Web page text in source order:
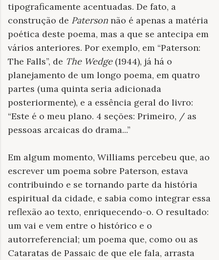
tipograficamente acentuadas. De fato, a
construção de Paterson não é apenas a matéria
poética deste poema, mas a que se antecipa em
vários anteriores. Por exemplo, em “Paterson:
The Falls”, de The Wedge(1944), já há o
planejamento de um longo poema, em quatro
partes (uma quinta seria adicionada
posteriormente), e a essência geral do livro:
“Este é o meu plano. 4 seções: Primeiro, / as
pessoas arcaicas do drama...”
Em algum momento, Williams percebeu que, ao
escrever um poema sobre Paterson, estava
contribuindo e se tornando parte da história
espiritual da cidade, e sabia como integrar essa
reflexão ao texto, enriquecendo-o. O resultado:
um vai e vem entre o histórico e o
autorreferencial; um poema que, como ou as
Cataratas de Passaic de que ele fala, arrasta